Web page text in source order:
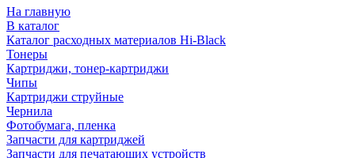
На главную
В каталог
Каталог расходных материалов Hi-Black
Тонеры
Картриджи, тонер-картриджи
Чипы
Картриджи струйные
Чернила
Фотобумага, пленка
Запчасти для картриджей
Запчасти для печатающих устройств